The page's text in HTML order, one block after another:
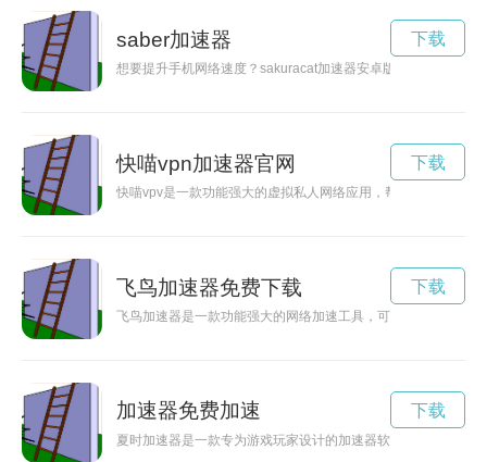
saber加速器
想要提升手机网络速度？sakuracat加速器安卓版下载是你的不
下载
快喵vpn加速器官网
快喵vpv是一款功能强大的虚拟私人网络应用，帮助用户保护个
下载
飞鸟加速器免费下载
飞鸟加速器是一款功能强大的网络加速工具，可以帮助用户快
下载
加速器免费加速
夏时加速器是一款专为游戏玩家设计的加速器软件，能够有效
下载